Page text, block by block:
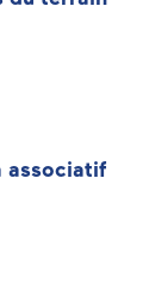
associatif